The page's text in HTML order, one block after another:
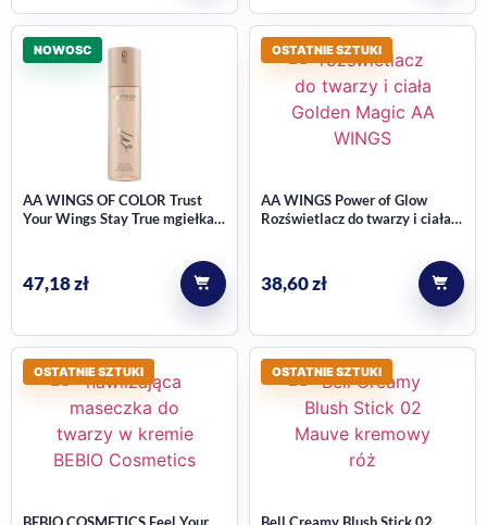
NOWOSC
AA WINGS OF COLOR Trust
Your Wings Stay True mgiełka
47,18zł
OSTATNIE SZTUKI
AA WINGS Power of Glow
Rozświetlacz do twarzy i ciała
38,60zł
OSTATNIE SZTUKI OSTATNIE SZTUKI